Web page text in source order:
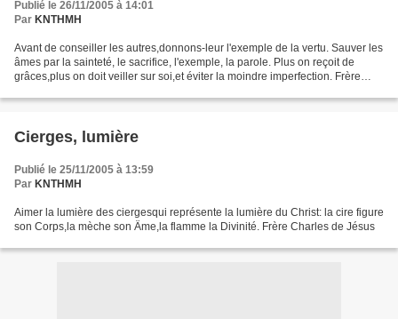
Publié le 26/11/2005 à 14:01
Par KNTHMH
Avant de conseiller les autres,donnons-leur l'exemple de la vertu. Sauver les
âmes par la sainteté, le sacrifice, l'exemple, la parole. Plus on reçoit de
grâces,plus on doit veiller sur soi,et éviter la moindre imperfection. Frère
Cierges, lumière
Publié le 25/11/2005 à 13:59
Par KNTHMH
Aimer la lumière des ciergesqui représente la lumière du Christ: la cire figure
son Corps,la mèche son Äme,la flamme la Divinité. Frère Charles de Jésus